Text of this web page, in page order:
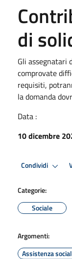
di
Gli assegnatari
comprovate
requisiti,
la domanda
Data :
10 dicembre
Condividi
Categorie:
Sociale
Argomenti:
Assistenza